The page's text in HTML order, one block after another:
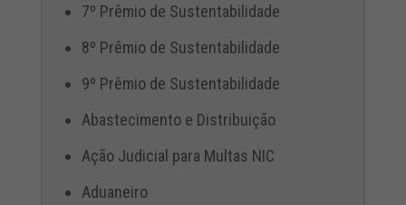
7º Prêmio de Sustentabilidade
8º Prêmio de Sustentabilidade
9º Prêmio de Sustentabilidade
Abastecimento e Distribuição
Ação Judicial para Multas NIC
Aduaneiro